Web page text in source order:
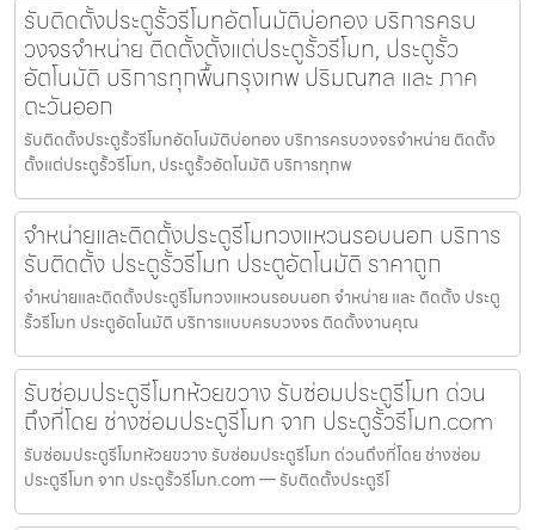
รับติดตั้งประตูรั้วรีโมทอัตโนมัติบ่อทอง บริการครบ
วงจรจำหน่าย ติดตั้งตั้งแต่ประตูรั้วรีโมท, ประตูรั้ว
อัตโนมัติ บริการทุกพื้นกรุงเทพ ปริมณฑล และ ภาค
ตะวันออก
รับติดตั้งประตูรั้วรีโมทอัตโนมัติบ่อทอง บริการครบวงจรจำหน่าย ติดตั้ง
ตั้งแต่ประตูรั้วรีโมท, ประตูรั้วอัตโนมัติ บริการทุกพ
จำหน่ายและติดตั้งประตูรีโมทวงแหวนรอบนอก บริการ
รับติดตั้ง ประตูรั้วรีโมท ประตูอัตโนมัติ ราคาถูก
จำหน่ายและติดตั้งประตูรีโมทวงแหวนรอบนอก จำหน่าย และ ติดตั้ง ประตู
รั้วรีโมท ประตูอัตโนมัติ บริการแบบครบวงจร ติดตั้งงานคุณ
รับซ่อมประตูรีโมทห้วยขวาง รับซ่อมประตูรีโมท ด่วน
ถึงที่โดย ช่างซ่อมประตูรีโมท จาก ประตูรั้วรีโมท.com
รับซ่อมประตูรีโมทห้วยขวาง รับซ่อมประตูรีโมท ด่วนถึงที่โดย ช่างซ่อม
ประตูรีโมท จาก ประตูรั้วรีโมท.com — รับติดตั้งประตูรีโ